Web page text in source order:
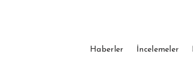
Haberler İncelemeler